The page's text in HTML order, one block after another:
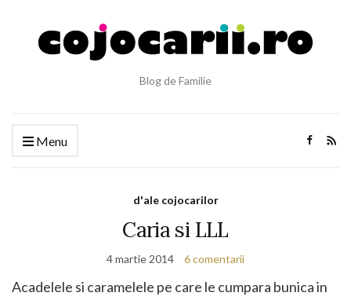
Blog de Familie
Menu
d'ale cojocarilor
Caria si LLL
4 martie 2014 6 comentarii
Acadelele si caramelele pe care le cumpara bunica in